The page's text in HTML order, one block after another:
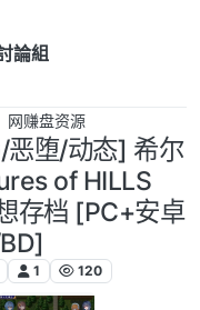
論組
网赚盘资源
恶堕/动态] 希尔
of HILLS
存档 [PC+安卓
1 120